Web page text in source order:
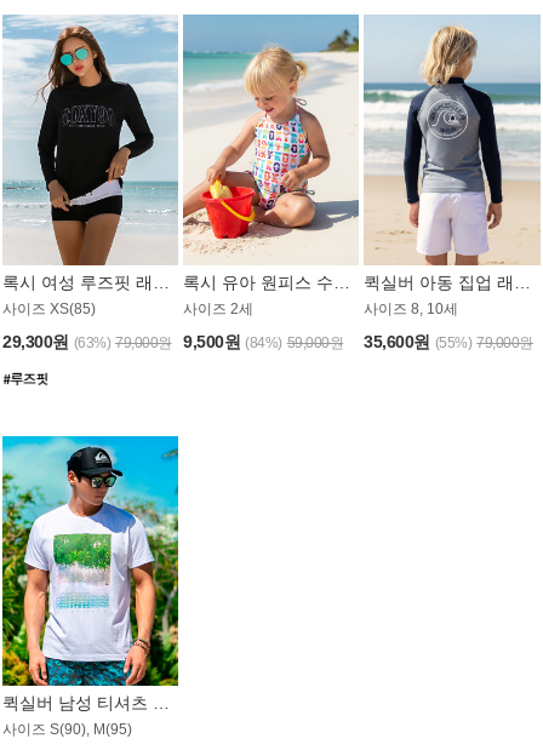
사이즈 XS(85)
29,300원 (63%) 79,000원
사이즈 2세
9,500원 (84%) 59,000원
사이즈 8, 10세
35,600원 (55%) 79,000원
퀵실버 남성 티셔츠 MST357WQS
사이즈 S(90), M(95)